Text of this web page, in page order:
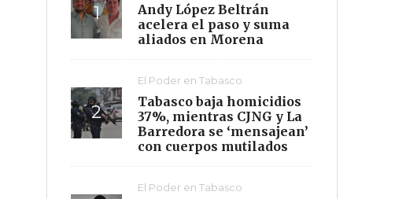
Andy López Beltrán
acelera el paso y suma
aliados en Morena
El Poder en Tabasco
Tabasco baja homicidios
37%, mientras CJNG y La
Barredora se ‘mensajean’
con cuerpos mutilados
El Poder en Tabasco